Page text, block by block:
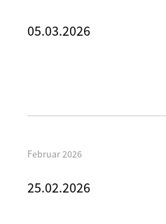
05.03.2026
Februar 2026
25.02.2026